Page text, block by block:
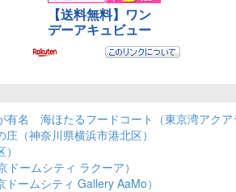
有名 海ほたるフードコート（東京湾アクア
（神奈川県横浜市港北区）
ームシティ ラクーア）
ームシティ Gallery AaMo）